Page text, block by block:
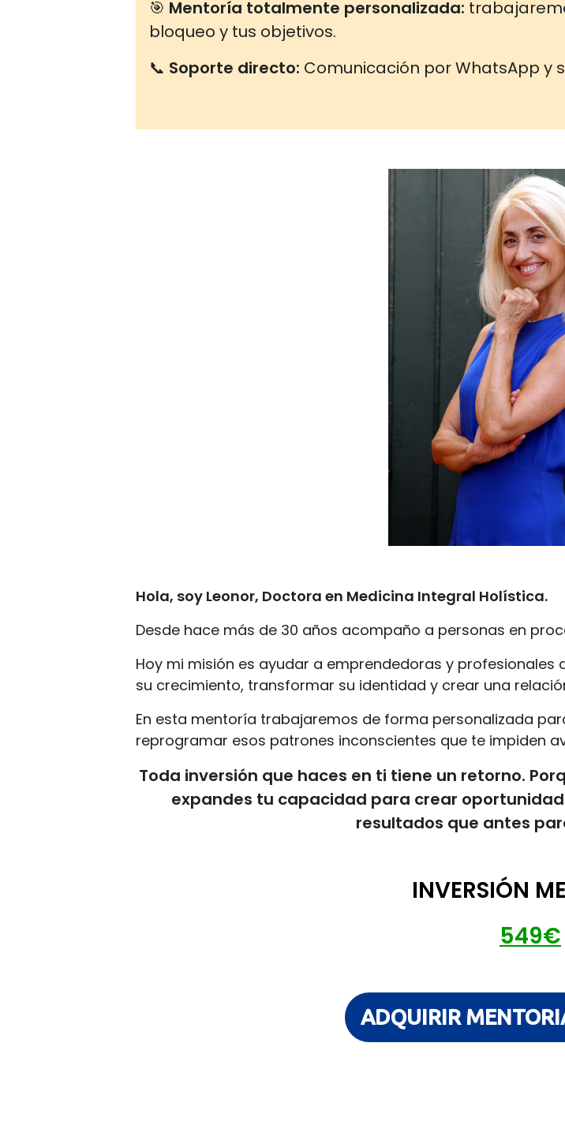
🎯 Mentoría totalmente personalizada:
bloqueo y tus objetivos.
📞 Soporte directo: Comunicación por WhatsApp y
Hola, soy Leonor, Doctora en Medicina Integral Holística.
Desde hace más de 30 años acompaño a personas en
Hoy mi misión es ayudar a emprendedoras y
su crecimiento, transformar su identidad y crear una
En esta mentoría trabajaremos de forma personalizada
reprogramar esos patrones inconscientes que te impiden
Toda inversión que haces en ti tiene un retorno.
expandes tu capacidad para crear
resultados que antes
INVERSIÓN
549€
ADQUIRIR